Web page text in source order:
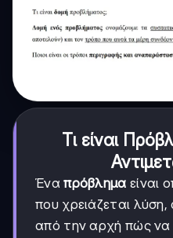
Τι είναι
Έναπρόβλημα είναι
που χρειάζεται
από την αρχή πώς να